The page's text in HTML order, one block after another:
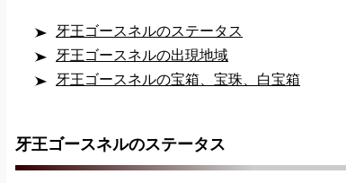
牙王ゴースネルのステータス
牙王ゴースネルの出現地域
牙王ゴースネルの宝箱、宝珠、白宝箱
牙王ゴースネルのステータス